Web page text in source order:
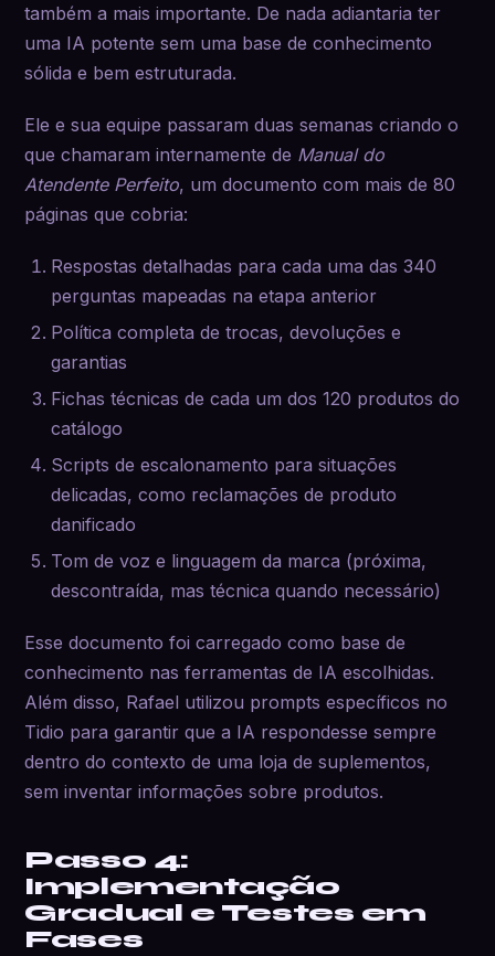
também a mais importante. De nada adiantaria ter
uma IA potente sem uma base de conhecimento
sólida e bem estruturada.
Ele e sua equipe passaram duas semanas criando o
que chamaram internamente de Manual do
Atendente Perfeito, um documento com mais de 80
páginas que cobria:
Respostas detalhadas para cada uma das 340
perguntas mapeadas na etapa anterior
Política completa de trocas, devoluções e
garantias
Fichas técnicas de cada um dos 120 produtos do
catálogo
Scripts de escalonamento para situações
delicadas, como reclamações de produto
danificado
Tom de voz e linguagem da marca (próxima,
descontraída, mas técnica quando necessário)
Esse documento foi carregado como base de
conhecimento nas ferramentas de IA escolhidas.
Além disso, Rafael utilizou prompts específicos no
Tidio para garantir que a IA respondesse sempre
dentro do contexto de uma loja de suplementos,
sem inventar informações sobre produtos.
Passo 4:
Implementação
Gradual e Testes em
Fases